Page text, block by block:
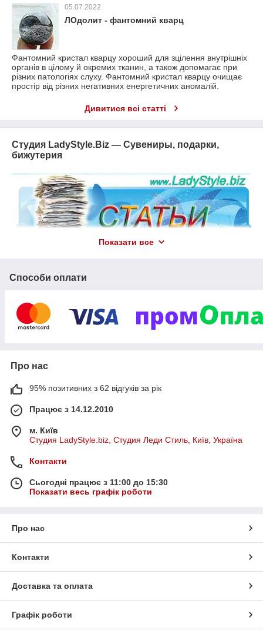
05.07.2022
ЛОдолит - фантомний кварц
Фантомний кристал кварцу хороший для зцілення внутрішніх
органів в цілому й окремих тканин, а також допомагає при
різних патологіях слуху. Фантомний кристал кварцу очищає
простір від різних негативних енергетичних аномалій.
Дивитися всі статті
Студия LadyStyle.Biz — Сувениры, подарки,
бижутерия
Показати все
Способи оплати
Про нас
95% позитивних з 62 відгуків за рік
Працює з 14.12.2010
м. Київ
Студия LadyStyle.biz, Студия Леди Стиль, Київ, Україна
Контакти
Сьогодні працює з 11:00 до 15:30
Показати весь графік роботи
Про нас
Контакти
Доставка та оплата
Графік роботи